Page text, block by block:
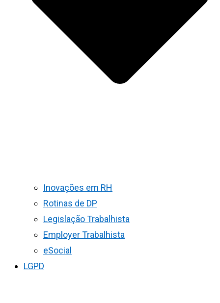
Inovações em RH
Rotinas de DP
Legislação Trabalhista
Employer Trabalhista
eSocial
LGPD